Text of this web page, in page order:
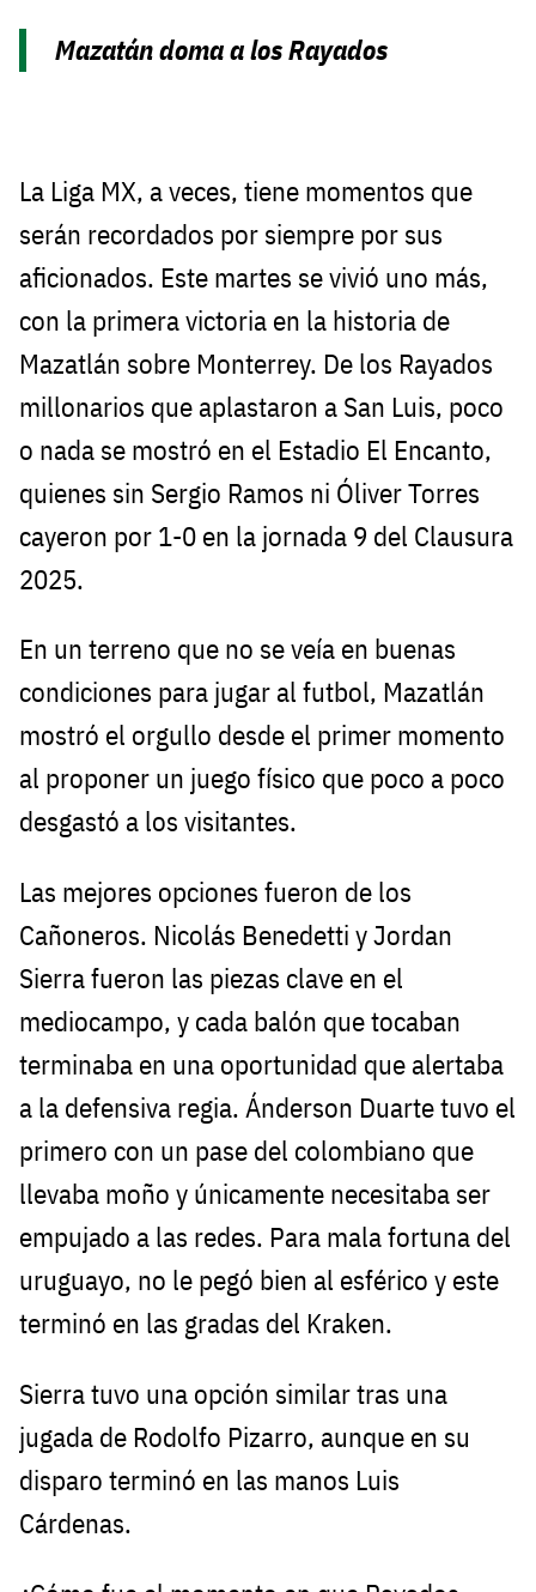
Mazatán doma a los Rayados
La Liga MX, a veces, tiene momentos que
serán recordados por siempre por sus
aficionados. Este martes se vivió uno más,
con la primera victoria en la historia de
Mazatlán sobre Monterrey. De los Rayados
millonarios que aplastaron a San Luis, poco
o nada se mostró en el Estadio El Encanto,
quienes sin Sergio Ramos ni Óliver Torres
cayeron por 1-0 en la jornada 9 del Clausura
2025.
En un terreno que no se veía en buenas
condiciones para jugar al futbol, Mazatlán
mostró el orgullo desde el primer momento
al proponer un juego físico que poco a poco
desgastó a los visitantes.
Las mejores opciones fueron de los
Cañoneros. Nicolás Benedetti y Jordan
Sierra fueron las piezas clave en el
mediocampo, y cada balón que tocaban
terminaba en una oportunidad que alertaba
a la defensiva regia. Ánderson Duarte tuvo el
primero con un pase del colombiano que
llevaba moño y únicamente necesitaba ser
empujado a las redes. Para mala fortuna del
uruguayo, no le pegó bien al esférico y este
terminó en las gradas del Kraken.
Sierra tuvo una opción similar tras una
jugada de Rodolfo Pizarro, aunque en su
disparo terminó en las manos Luis
Cárdenas.